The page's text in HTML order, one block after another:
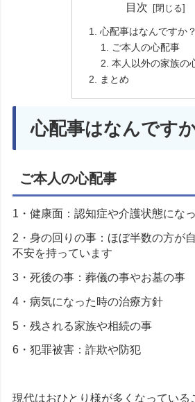
目次
心配事はなんですか？
ご本人の心配事
本人以外の家族の
まとめ
心配事はなんです
ご本人の心配事
1・健康面：認知症や介護状態にな
2・身の回りの事：ほぼ半数の方が
不安を持っています
3・死後の事：葬儀の事やお墓の事
4・病気になった時の治療方針
5・残される家族や相続の事
6・犯罪被害：詐欺や防犯
現代はおひとり様が多くなっている